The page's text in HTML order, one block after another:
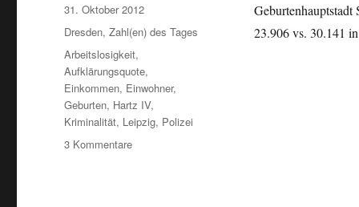
23.906 vs. 30.141
Veröffentlicht
am
31. Oktober 2012
Kategorien
Dresden,Zahl(en) des Tages
Schlagwörter
Arbeitslosigkeit,
Aufklärungsquote,
Einkommen, Einwohner,
Geburten, Hartz IV,
Kriminalität, Leipzig, Polizei
3 Kommentarezu